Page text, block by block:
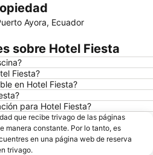
Ayora, Ecuador
sobre Hotel Fiesta
Fiesta?
en Hotel Fiesta?
para Hotel Fiesta?
que recibe trivago de las páginas
manera constante. Por lo tanto, es
en una página web de reserva
trivago.